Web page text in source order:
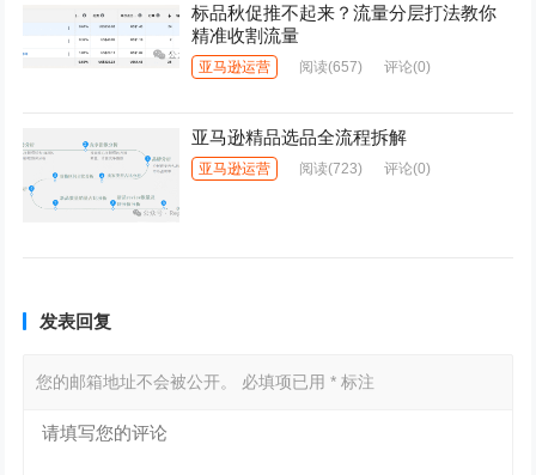
标品秋促推不起来？流量分层打法教你
精准收割流量
亚马逊运营 阅读(657) 评论(0)
亚马逊精品选品全流程拆解
亚马逊运营 阅读(723) 评论(0)
发表回复
您的邮箱地址不会被公开。 必填项已用* 标注